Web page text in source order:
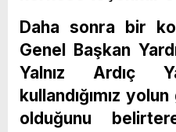
Daha sonra bir
Genel Başkan
Yalnız Ardıç
kullandığımız
olduğunu